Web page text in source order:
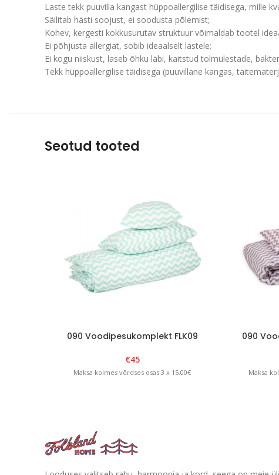
Laste tekk puuvilla kangast hüppoallergilise täidisega, mille
Säilitab hästi soojust, ei soodusta põlemist;
Kohev, kergesti kokkusurutav struktuur võimaldab tootel
Ei põhjusta allergiat, sobib ideaalselt lastele;
Ei kogu niiskust, laseb õhku läbi, kaitstud tolmulestade,
Tekk hüppoallergilise täidisega (puuvillane kangas,
Seotud tooted
090 Voodipesukomplekt FLK09
€45
Maksa kolmes võrdses osas 3 x 15.00€
090
Maksa